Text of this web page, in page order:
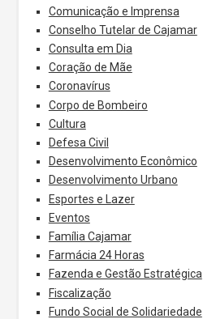
Comunicação e Imprensa
Conselho Tutelar de Cajamar
Consulta em Dia
Coração de Mãe
Coronavírus
Corpo de Bombeiro
Cultura
Defesa Civil
Desenvolvimento Econômico
Desenvolvimento Urbano
Esportes e Lazer
Eventos
Família Cajamar
Farmácia 24 Horas
Fazenda e Gestão Estratégica
Fiscalização
Fundo Social de Solidariedade